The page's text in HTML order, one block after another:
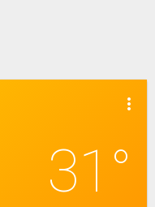
more_vert
31°